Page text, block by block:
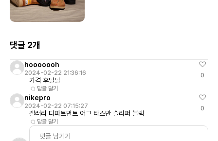
댓글 2개
hooooooh
2024-02-22 21:36:16
가격 후덜덜
답글 달기
0
nikepro
2024-02-22 07:15:27
갤러리 디파트먼트 어그 타스만 슬리퍼 블랙
답글 달기
0